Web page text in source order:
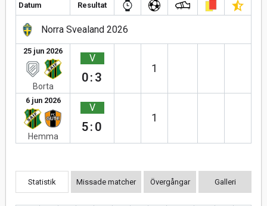
Datum Resultat
Norra Svealand 2026
25 jun 2026
Borta
V
0:3
1
6 jun 2026
Hemma
V
5:0
1
Statistik Missade matcher Övergångar Galleri